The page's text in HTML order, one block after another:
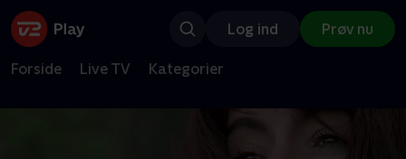
Log ind Prøv nu
Forside Live TV Kategorier